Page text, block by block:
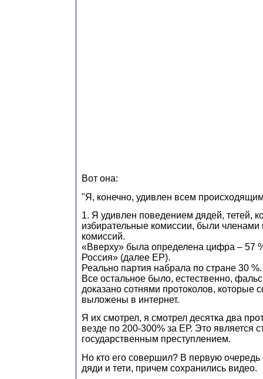
Вот она:
"Я, конечно, удивлен всем
1. Я удивлен поведением дядей, тетей,
избирательные комиссии, были членами
комиссий.
«Вверху» была определена цифра – 57
Россия» (далее ЕР).
Реально партия набрала по стране 30
Все остальное было, естественно,
доказано сотнями протоколов, которые
выложены в интернет.
Я их смотрел, я смотрел десятка два
везде по 200-300% за ЕР. Это является
государственным преступлением.
Но кто его совершил? В первую
дяди и тети, причем сохранились видео.